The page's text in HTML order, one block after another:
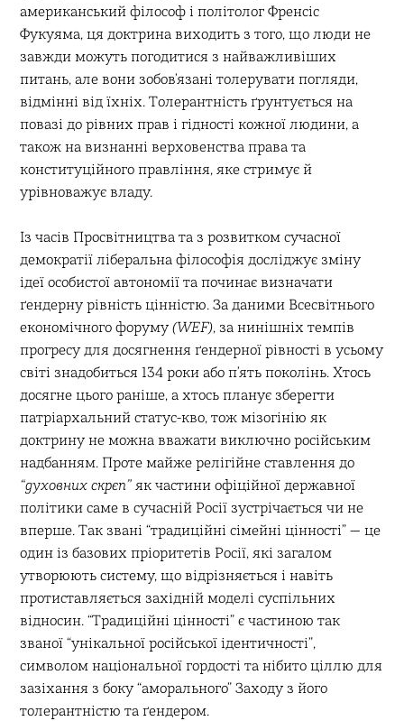
американський філософ і політолог Френсіс
Фукуяма, ця доктрина виходить з того, що люди не
завжди можуть погодитися з найважливіших
питань, але вони зобов’язані толерувати погляди,
відмінні від їхніх. Толерантність ґрунтується на
повазі до рівних прав і гідності кожної людини, а
також на визнанні верховенства права та
конституційного правління, яке стримує й
урівноважує владу.
Із часів Просвітництва та з розвитком сучасної
демократії ліберальна філософія досліджує зміну
ідеї особистої автономії та починає визначати
ґендерну рівність цінністю. За даними Всесвітнього
економічного форуму(WEF), за нинішніх темпів
прогресу для досягнення ґендерної рівності в усьому
світі знадобиться 134 роки або пʼять поколінь. Хтось
досягне цього раніше, а хтось планує зберегти
патріархальний статус-кво, тож мізогінію як
доктрину не можна вважати виключно російським
надбанням. Проте майже релігійне ставлення до
“духовних скрєп”як частини офіційної державної
політики саме в сучасній Росії зустрічається чи не
вперше. Так звані “традиційні сімейні цінності” — це
один із базових пріоритетів Росії, які загалом
утворюють систему, що відрізняється і навіть
протиставляється західній моделі суспільних
відносин. “Традиційні цінності” є частиною так
званої “унікальної російської ідентичності”,
символом національної гордості та нібито ціллю для
зазіхання з боку “аморального” Заходу з його
толерантністю та ґендером.